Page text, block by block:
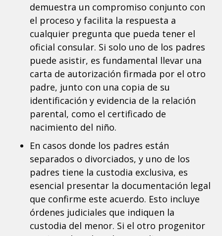
demuestra un compromiso conjunto con
el proceso y facilita la respuesta a
cualquier pregunta que pueda tener el
oficial consular. Si solo uno de los padres
puede asistir, es fundamental llevar una
carta de autorización firmada por el otro
padre, junto con una copia de su
identificación y evidencia de la relación
parental, como el certificado de
nacimiento del niño.
En casos donde los padres están
separados o divorciados, y uno de los
padres tiene la custodia exclusiva, es
esencial presentar la documentación legal
que confirme este acuerdo. Esto incluye
órdenes judiciales que indiquen la
custodia del menor. Si el otro progenitor